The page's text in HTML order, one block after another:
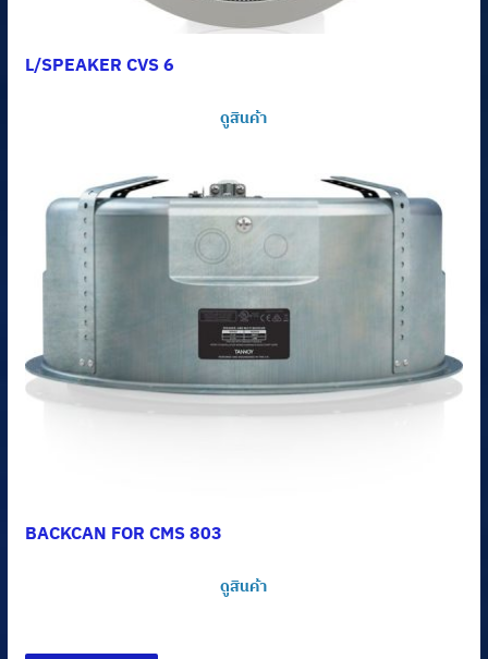
L/SPEAKER CVS 6
ดูสินค้า
BACKCAN FOR CMS 803
ดูสินค้า